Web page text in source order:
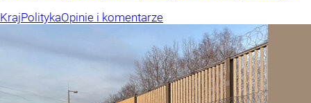
KrajPolitykaOpinie i komentarze